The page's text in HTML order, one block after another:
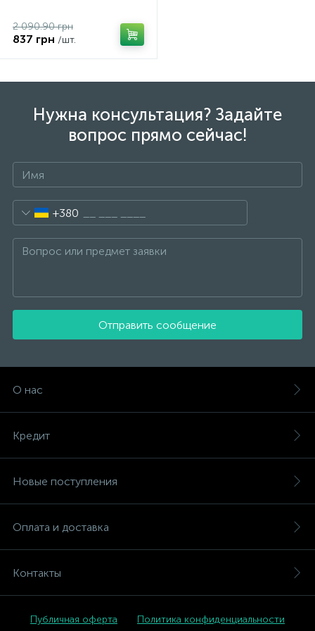
2 090.90 грн
837 грн /шт.
Нужна консультация? Задайте
вопрос прямо сейчас!
+380
Отправить сообщение
О нас
Кредит
Новые поступления
Оплата и доставка
Контакты
Публичная оферта Политика конфиденциальности